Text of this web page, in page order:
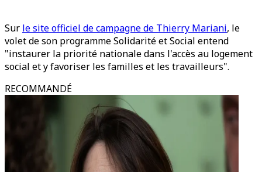
Sur le site officiel de campagne de Thierry Mariani, le
volet de son programme Solidarité et Social entend
"instaurer la priorité nationale dans l'accès au logement
social et y favoriser les familles et les travailleurs".
RECOMMANDÉ